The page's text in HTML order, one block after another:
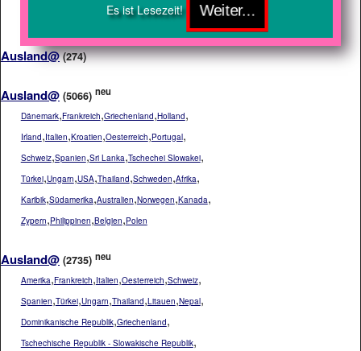
Es ist Lesezeit!
Ausland@ (274)
Ausland@ (5066) neu
Dänemark,Frankreich,Griechenland,Holland,
Irland,Italien,Kroatien,Oesterreich,Portugal,
Schweiz,Spanien,Sri Lanka,Tschechei Slowakei,
Türkei,Ungarn,USA,Thailand,Schweden,Afrika,
Karibik,Südamerika,Australien,Norwegen,Kanada,
Zypern,Philippinen,Belgien,Polen
Ausland@ (2735) neu
Amerika,Frankreich,Italien,Oesterreich,Schweiz,
Spanien,Türkei,Ungarn,Thailand,Litauen,Nepal,
Dominikanische Republik,Griechenland,
Tschechische Republik - Slowakische Republik,